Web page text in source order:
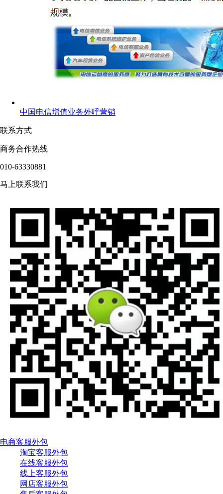
中国电信增值业务外呼营销
联系方式
商务合作热线
010-63330881
马上联系我们
电商客服外包
淘宝客服外包
在线客服外包
线上客服外包
网店客服外包